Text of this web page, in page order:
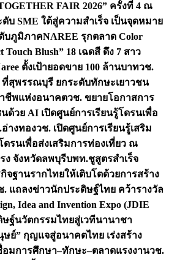
FAIR 2026” ครั้งที่ 4 ณ
บ SME ใต้สู่ความสำเร็จ เป็นจุดหมาย
บภูมิภาคNAREE รุกตลาด Color
Touch Blush” 18 เฉดสี ดึง 7 สาว
ตั้งเป้ายอดขาย 100 ล้านบาทวช.
ที่สุพรรณบุรี ยกระดับทักษะเยาวชน
ชีพแห่งอนาคตวช. ขยายโอกาสการ
ด้วย AI เปิดศูนย์การเรียนรู้โดรนเพื่อ
างทองวช. เปิดศูนย์การเรียนรู้เสริม
รนเพื่อส่งเสริมการท่องเที่ยว ณ
ง จังหวัดลพบุรีบพท.ชูสูตรสำเร็จ
จฐานรากไทยให้เติบโตด้วยการสร้าง
. แถลงข่าวนักประดิษฐ์ไทย คว้ารางวัล
Idea and Invention Expo (JDIE
ษฐ์นวัตกรรมไทยสู่เวทีนานาชา
ย์” กุญแจสู่อนาคตไทย เร่งสร้าง
ชื่อมการศึกษา–ทักษะ–ตลาดแรงงานวช.